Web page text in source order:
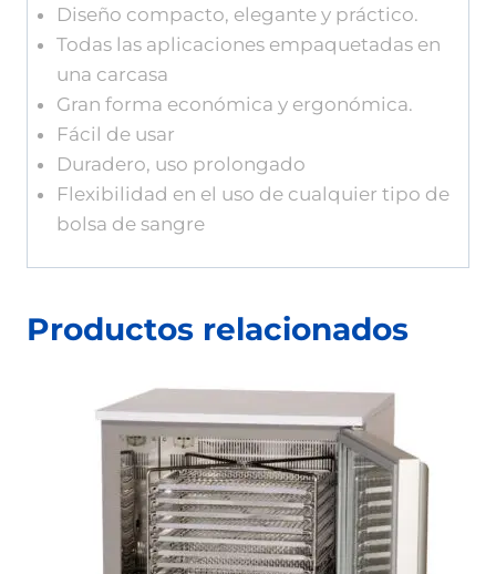
Diseño compacto, elegante y práctico.
Todas las aplicaciones empaquetadas en
una carcasa
Gran forma económica y ergonómica.
Fácil de usar
Duradero, uso prolongado
Flexibilidad en el uso de cualquier tipo de
bolsa de sangre
Productos relacionados